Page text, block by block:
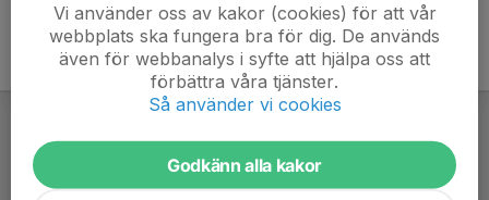
Vi använder oss av kakor (cookies) för att vår
webbplats ska fungera bra för dig. De används
även för webbanalys i syfte att hjälpa oss att
förbättra våra tjänster.
Så använder vi cookies
Godkänn alla kakor